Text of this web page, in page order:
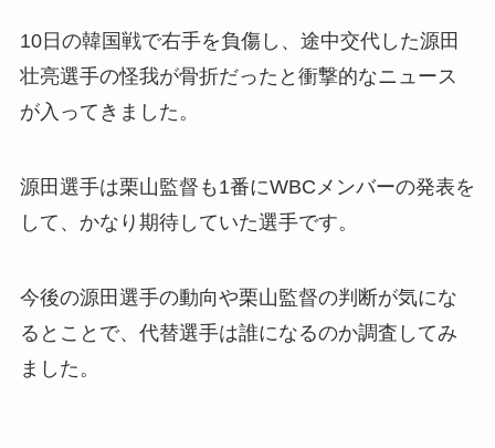
10日の韓国戦で右手を負傷し、途中交代した源田
壮亮選手の怪我が骨折だったと衝撃的なニュース
が入ってきました。
源田選手は栗山監督も1番にWBCメンバーの発表を
して、かなり期待していた選手です。
今後の源田選手の動向や栗山監督の判断が気にな
るとことで、代替選手は誰になるのか調査してみ
ました。